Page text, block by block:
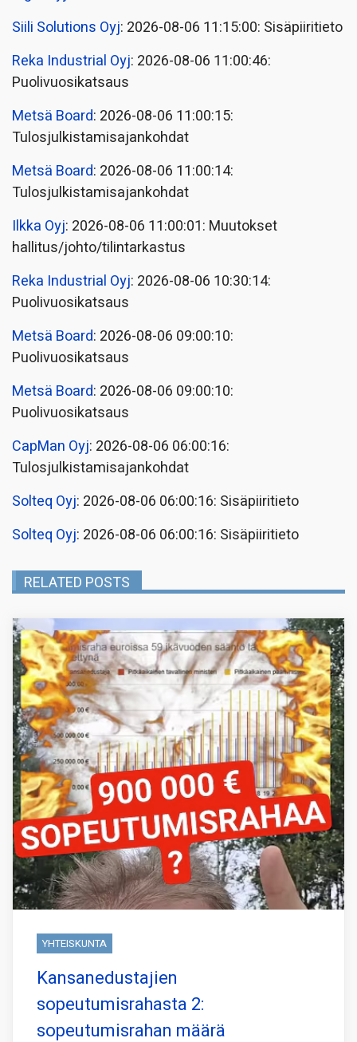
Siili Solutions Oyj: 2026-08-06 11:15:00: Sisäpiiritieto
Reka Industrial Oyj: 2026-08-06 11:00:46:
Puolivuosikatsaus
Metsä Board: 2026-08-06 11:00:15:
Tulosjulkistamisajankohdat
Metsä Board: 2026-08-06 11:00:14:
Tulosjulkistamisajankohdat
Ilkka Oyj: 2026-08-06 11:00:01: Muutokset
hallitus/johto/tilintarkastus
Reka Industrial Oyj: 2026-08-06 10:30:14:
Puolivuosikatsaus
Metsä Board: 2026-08-06 09:00:10:
Puolivuosikatsaus
Metsä Board: 2026-08-06 09:00:10:
Puolivuosikatsaus
CapMan Oyj: 2026-08-06 06:00:16:
Tulosjulkistamisajankohdat
Solteq Oyj: 2026-08-06 06:00:16: Sisäpiiritieto
Solteq Oyj: 2026-08-06 06:00:16: Sisäpiiritieto
RELATED POSTS
YHTEISKUNTA
Kansanedustajien
sopeutumisrahasta 2:
sopeutumisrahan määrä